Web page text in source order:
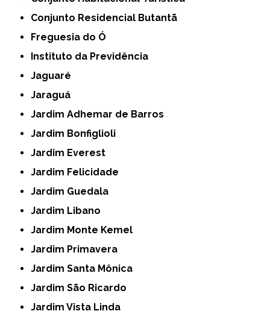
Conjunto Residencial Butantã
Freguesia do Ó
Instituto da Previdência
Jaguaré
Jaraguá
Jardim Adhemar de Barros
Jardim Bonfiglioli
Jardim Everest
Jardim Felicidade
Jardim Guedala
Jardim Libano
Jardim Monte Kemel
Jardim Primavera
Jardim Santa Mônica
Jardim São Ricardo
Jardim Vista Linda